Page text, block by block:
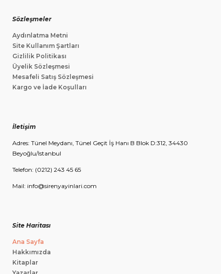
Sözleşmeler
Aydınlatma Metni
Site Kullanım Şartları
Gizlilik Politikası
Üyelik Sözleşmesi
Mesafeli Satış Sözleşmesi
Kargo ve İade Koşulları
İletişim
Adres: Tünel Meydanı, Tünel Geçit İş Hanı B Blok D:312, 34430
Beyoğlu/Istanbul
Telefon: (0212) 243 45 65
Mail: info@sirenyayinlari.com
Site Haritası
Ana Sayfa
Hakkımızda
Kitaplar